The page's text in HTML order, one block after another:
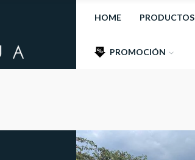
HOME PRODUCTOS
PROMOCIÓN